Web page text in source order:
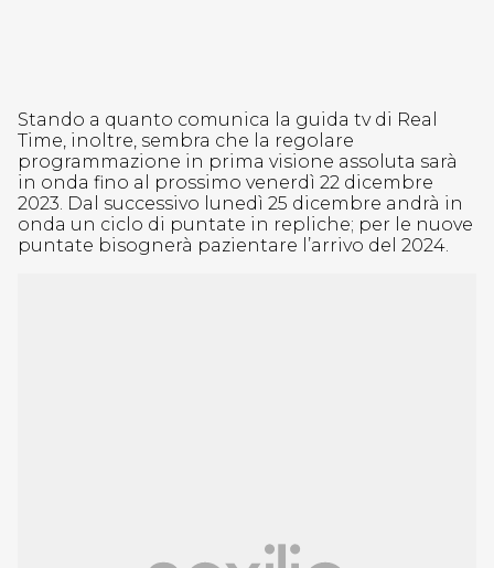
Stando a quanto comunica la guida tv di Real
Time, inoltre, sembra che la regolare
programmazione in prima visione assoluta sarà
in onda fino al prossimo venerdì 22 dicembre
2023. Dal successivo lunedì 25 dicembre andrà in
onda un ciclo di puntate in repliche; per le nuove
puntate bisognerà pazientare l’arrivo del 2024.